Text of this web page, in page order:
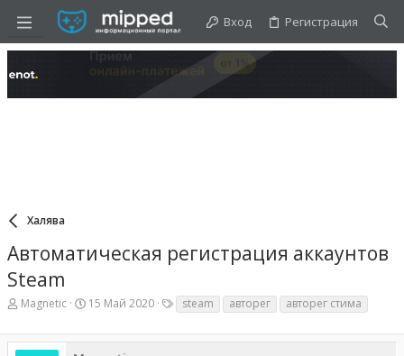
Вход Регистрация
Халява
Автоматическая регистрация аккаунтов
Steam
А
т
о
Magnetic
Д
т
а
15 Май 2020
Т
е
г
и
steam авторег авторег стима